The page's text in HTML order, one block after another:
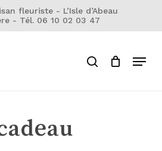
fleuriste - L’Isle d’Abeau
- Tél. 06 10 02 03 47
search Menu
Cart